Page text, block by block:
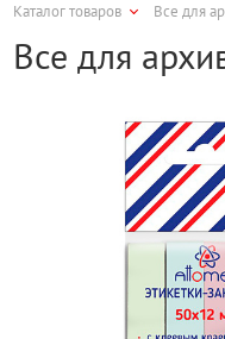
Каталог товаров Все для
Все для